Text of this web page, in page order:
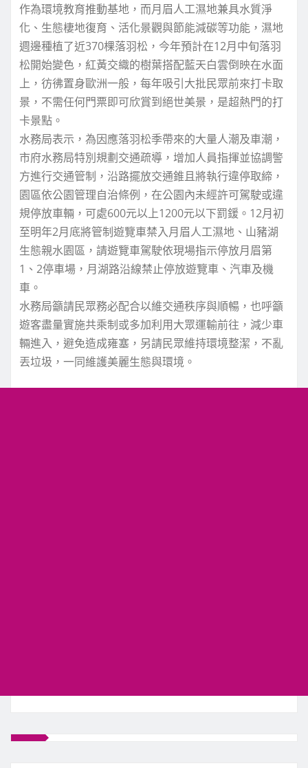
作為環境教育推動基地，而月眉人工濕地兼具水質淨
化、生態棲地復育、活化景觀與節能減碳等功能，濕地
週邊種植了近370棵落羽松，今年預計在12月中旬落羽
松開始變色，紅黃交織的樹葉搭配藍天白雲倒映在水面
上，彷彿置身歐洲一般，每年吸引大批民眾前來打卡取
景，不需任何門票即可欣賞到絕世美景，是超熱門的打
卡景點。
水務局表示，為因應落羽松季帶來的大量人潮及車潮，
市府水務局特別規劃交通疏導，增加人員指揮並協調警
方進行交通管制，沿路擺放交通錐且將執行違停取締，
園區依公園管理自治條例，在公園內未經許可駕駛或違
規停放車輛，可處600元以上1200元以下罰鍰。12月初
至明年2月底將管制遊覽車禁入月眉人工濕地、山豬湖
生態親水園區，請遊覽車駕駛依現場指示停放月眉第
1、2停車場，月湖路沿線禁止停放遊覽車、汽車及機
車。
水務局籲請民眾務必配合以維交通秩序與順暢，也呼籲
遊客盡量實施共乘制或多加利用大眾運輸前往，減少車
輛進入，避免造成雍塞，另請民眾維持環境整潔，不亂
丟垃圾，一同維護美麗生態與環境。